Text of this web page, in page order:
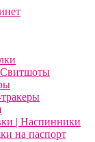
| Наспинники
на паспорт